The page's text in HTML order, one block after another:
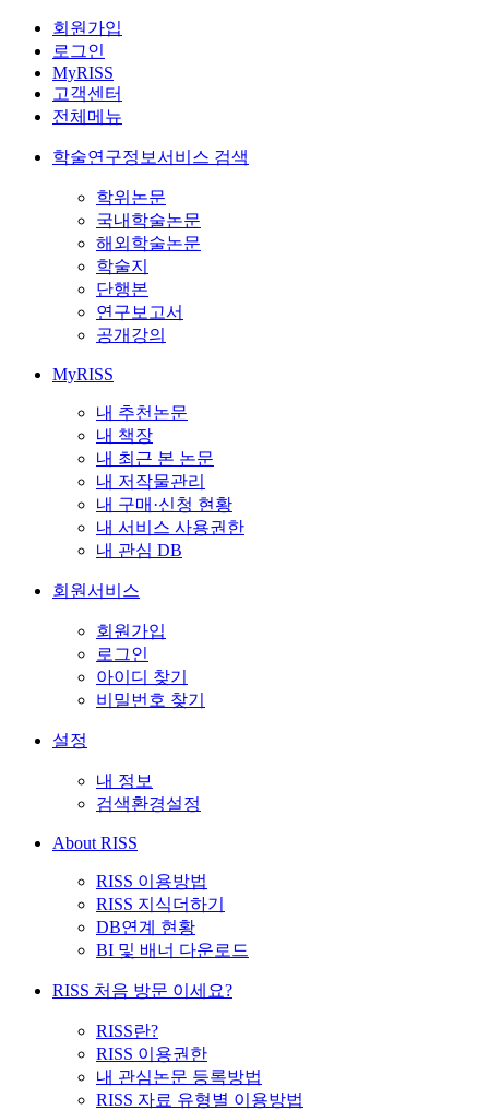
회원가입
로그인
MyRISS
고객센터
전체메뉴
학술연구정보서비스 검색
학위논문
국내학술논문
해외학술논문
학술지
단행본
연구보고서
공개강의
MyRISS
내 추천논문
내 책장
내 최근 본 논문
내 저작물관리
내 구매·신청 현황
내 서비스 사용권한
내 관심 DB
회원서비스
회원가입
로그인
아이디 찾기
비밀번호 찾기
설정
내 정보
검색환경설정
About RISS
RISS 이용방법
RISS 지식더하기
DB연계 현황
BI 및 배너 다운로드
RISS 처음 방문 이세요?
RISS란?
RISS 이용권한
내 관심논문 등록방법
RISS 자료 유형별 이용방법